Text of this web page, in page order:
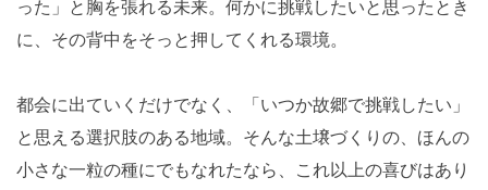
った」と胸を張れる未来。何かに挑戦したいと思ったとき
に、その背中をそっと押してくれる環境。
都会に出ていくだけでなく、「いつか故郷で挑戦したい」
と思える選択肢のある地域。そんな土壌づくりの、ほんの
小さな一粒の種にでもなれたなら、これ以上の喜びはあり